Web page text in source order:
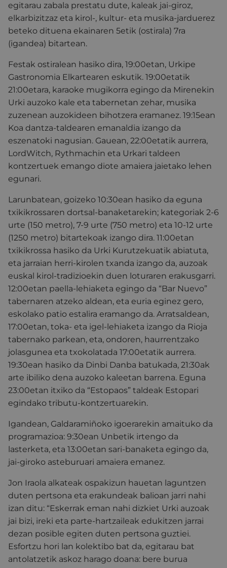
egitarau zabala prestatu dute, kaleak jai-giroz,
elkarbizitzaz eta kirol-, kultur- eta musika-jarduerez
beteko dituena ekainaren 5etik (ostirala) 7ra
(igandea) bitartean.
Festak ostiralean hasiko dira, 19:00etan, Urkipe
Gastronomia Elkartearen eskutik. 19:00etatik
21:00etara, karaoke mugikorra egingo da Mirenekin
Urki auzoko kale eta tabernetan zehar, musika
zuzenean auzokideen bihotzera eramanez. 19:15ean
Koa dantza-taldearen emanaldia izango da
eszenatoki nagusian. Gauean, 22:00etatik aurrera,
LordWitch, Rythmachin eta Urkari taldeen
kontzertuek emango diote amaiera jaietako lehen
egunari.
Larunbatean, goizeko 10:30ean hasiko da eguna
txikikrossaren dortsal-banaketarekin; kategoriak 2-6
urte (150 metro), 7-9 urte (750 metro) eta 10-12 urte
(1250 metro) bitartekoak izango dira. 11:00etan
txikikrossa hasiko da Urki Kurutzekuatik abiatuta,
eta jarraian herri-kirolen txanda izango da, auzoak
euskal kirol-tradizioekin duen loturaren erakusgarri.
12:00etan paella-lehiaketa egingo da “Bar Nuevo”
tabernaren atzeko aldean, eta euria eginez gero,
eskolako patio estalira eramango da. Arratsaldean,
17:00etan, toka- eta igel-lehiaketa izango da Rioja
tabernako parkean, eta, ondoren, haurrentzako
jolasgunea eta txokolatada 17:00etatik aurrera.
19:30ean hasiko da Dinbi Danba batukada, 21:30ak
arte ibiliko dena auzoko kaleetan barrena. Eguna
23:00etan itxiko da “Estopaos” taldeak Estopari
egindako tributu-kontzertuarekin.
Igandean, Galdaramiñoko igoerarekin amaituko da
programazioa: 9:30ean Unbetik irtengo da
lasterketa, eta 13:00etan sari-banaketa egingo da,
jai-giroko asteburuari amaiera emanez.
Jon Iraola alkateak ospakizun hauetan laguntzen
duten pertsona eta erakundeak balioan jarri nahi
izan ditu: “Eskerrak eman nahi dizkiet Urki auzoak
jai bizi, ireki eta parte-hartzaileak edukitzen jarrai
dezan posible egiten duten pertsona guztiei.
Esfortzu hori lan kolektibo bat da, egitarau bat
antolatzetik askoz harago doana: bere burua